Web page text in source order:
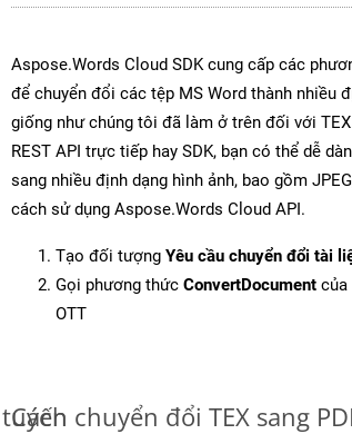
Aspose.Words Cloud SDK cung cấp các
để chuyển đổi các tệp MS Word thành nhiều
giống như chúng tôi đã làm ở trên đối với
REST API trực tiếp hay SDK, bạn có thể dễ
sang nhiều định dạng hình ảnh, bao gồm
cách sử dụng Aspose.Words Cloud API.
Tạo đối tượng Yêu cầu chuyển đổi tài
Gọi phương thức ConvertDocument của
OTT
Cách chuyển đổi TEX sang